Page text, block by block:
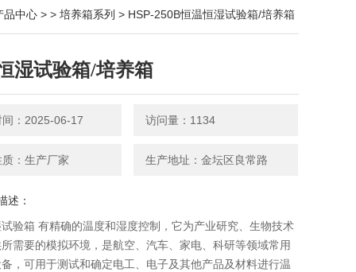
品中心 > > 培养箱系列 > HSP-250B恒温恒湿试验箱/培养箱
湿试验箱/培养箱
间：2025-06-17 访问量：1134
：生产厂家 生产地址：金坛区良常路
述：
验箱 有精确的温度和湿度控制，它为产业研究、生物技术
需要的模拟环境，是航空、汽车、家电、科研等领域常用
，可用于测试和确定电工、电子及其他产品及材料进行温